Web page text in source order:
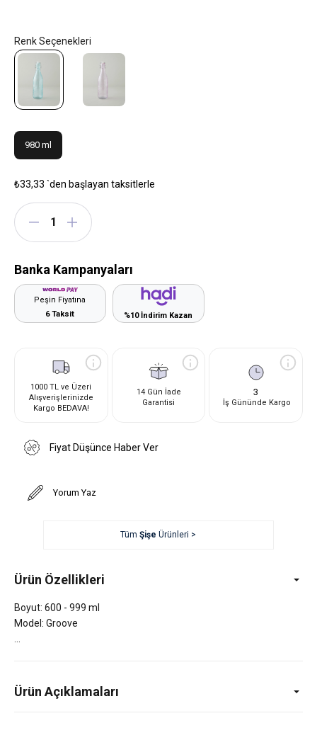
980 ml
₺33,33 `den başlayan taksitlerle
Banka Kampanyaları
Peşin Fiyatına
6 Taksit
%10 İndirim Kazan
1000 TL ve Üzeri
Alışverişlerinizde
Kargo BEDAVA!
14 Gün İade
Garantisi
3
İş Gününde Kargo
Fiyat Düşünce Haber Ver
Yorum Yaz
TümŞişe Ürünleri >
Ürün Özellikleri
Boyut: 600 - 999 ml
Model: Groove
Ürün Açıklamaları